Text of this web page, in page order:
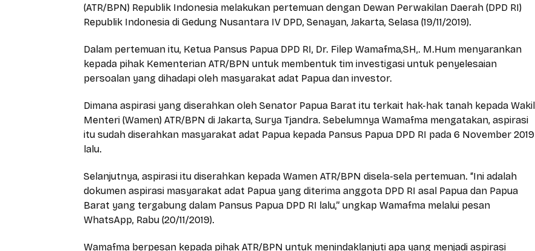
(ATR/BPN) Republik Indonesia melakukan pertemuan dengan Dewan Perwakilan Daerah (DPD RI)
Republik Indonesia di Gedung Nusantara IV DPD, Senayan, Jakarta, Selasa (19/11/2019).
Dalam pertemuan itu, Ketua Pansus Papua DPD RI, Dr. Filep Wamafma,SH,. M.Hum menyarankan
kepada pihak Kementerian ATR/BPN untuk membentuk tim investigasi untuk penyelesaian
persoalan yang dihadapi oleh masyarakat adat Papua dan investor.
Dimana aspirasi yang diserahkan oleh Senator Papua Barat itu terkait hak-hak tanah kepada Wakil
Menteri (Wamen) ATR/BPN di Jakarta, Surya Tjandra. Sebelumnya Wamafma mengatakan, aspirasi
itu sudah diserahkan masyarakat adat Papua kepada Pansus Papua DPD RI pada 6 November 2019
lalu.
Selanjutnya, aspirasi itu diserahkan kepada Wamen ATR/BPN disela-sela pertemuan. “Ini adalah
dokumen aspirasi masyarakat adat Papua yang diterima anggota DPD RI asal Papua dan Papua
Barat yang tergabung dalam Pansus Papua DPD RI lalu,” ungkap Wamafma melalui pesan
WhatsApp, Rabu (20/11/2019).
Wamafma berpesan kepada pihak ATR/BPN untuk menindaklanjuti apa yang menjadi aspirasi